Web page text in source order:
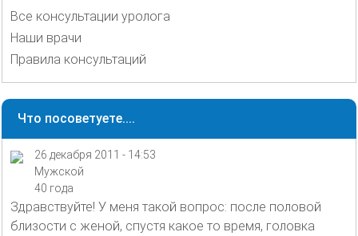
Все консультации уролога
Наши врачи
Правила консультаций
Что посоветуете....
26 декабря 2011 - 14:53
Мужской
40 года
Здравствуйте! У меня такой вопрос: после половой
близости с женой, спустя какое то время, головка